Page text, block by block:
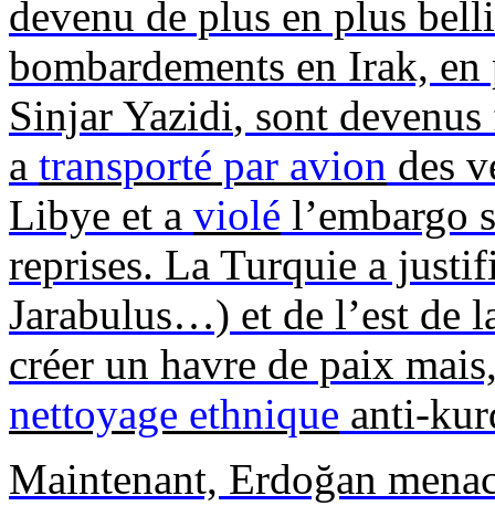
devenu de plus en plus
bombardements en Irak,
Sinjar Yazidi, sont
a transporté par avion des
Libye et a violé l’embargo
reprises. La Turquie a
Jarabulus…) et de l’est de
créer un havre de paix
nettoyage ethnique anti-
Maintenant, Erdoğan